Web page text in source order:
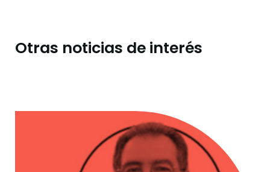
Otras noticias de interés